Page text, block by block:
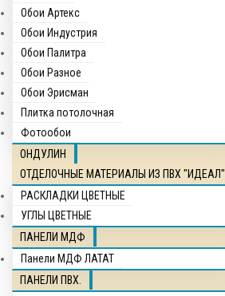
Обои Артекс
Обои Индустрия
Обои Палитра
Обои Разное
Обои Эрисман
Плитка потолочная
Фотообои
ОНДУЛИН
ОТДЕЛОЧНЫЕ МАТЕРИАЛЫ ИЗ ПВХ "ИДЕАЛ"
РАСКЛАДКИ ЦВЕТНЫЕ
УГЛЫ ЦВЕТНЫЕ
ПАНЕЛИ МДФ
Панели МДФ ЛАТАТ
ПАНЕЛИ ПВХ.